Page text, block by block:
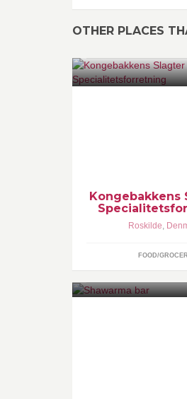
OTHER PLACES
Kongebakkens
Roskilde,
FOOD/